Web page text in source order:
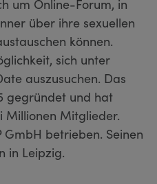
um Online-Forum, in
über ihre sexuellen
können.
sich unter
auszusuchen. Das
gegründet und hat
Millionen Mitglieder.
GmbH betrieben. Seinen
in Leipzig.